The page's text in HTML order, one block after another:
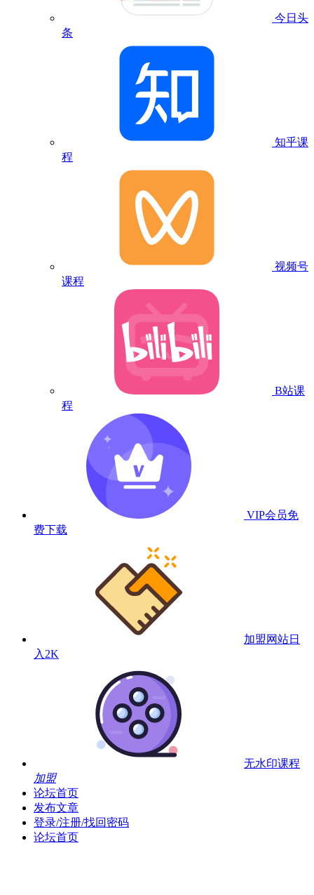
今日头
条
知乎课
程
视频号
课程
B站课
程
VIP会员免
费下载
加盟网站日
入2K
无水印课程
加盟
论坛首页
发布文章
登录/注册/找回密码
论坛首页